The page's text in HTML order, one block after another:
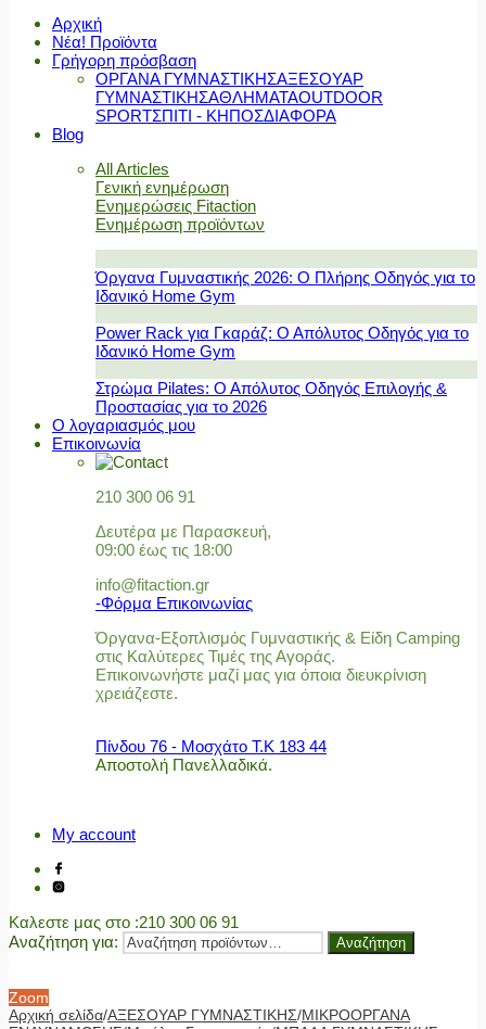
Αρχική
Νέα! Προϊόντα
Γρήγορη πρόσβαση
ΟΡΓΑΝΑ ΓΥΜΝΑΣΤΙΚΗΣΑΞΕΣΟΥΑΡ
ΓΥΜΝΑΣΤΙΚΗΣΑΘΛΗΜΑΤΑOUTDOOR
SPORTΣΠΙΤΙ - ΚΗΠΟΣΔΙΑΦΟΡΑ
Blog
All Articles
Γενική ενημέρωση
Ενημερώσεις Fitaction
Ενημέρωση προϊόντων
Όργανα Γυμναστικής 2026: Ο Πλήρης Οδηγός για το
Ιδανικό Home Gym
Power Rack για Γκαράζ: Ο Απόλυτος Οδηγός για το
Ιδανικό Home Gym
Στρώμα Pilates: Ο Απόλυτος Οδηγός Επιλογής &
Προστασίας για το 2026
Ο λογαριασμός μου
Επικοινωνία
210 300 06 91
Δευτέρα με Παρασκευή,
09:00 έως τις 18:00
info@fitaction.gr
-Φόρμα Επικοινωνίας
Όργανα-Εξοπλισμός Γυμναστικής & Είδη Camping
στις Καλύτερες Τιμές της Αγοράς.
Επικοινωνήστε μαζί μας για όποια διευκρίνιση
χρειάζεστε.
Πίνδου 76 - Μοσχάτο Τ.Κ 183 44
Αποστολή Πανελλαδικά.
My account
Καλεστε μας στο :210 300 06 91
Αναζήτηση για:
Αναζήτηση
Zoom
Αρχική σελίδα/ΑΞΕΣΟΥΑΡ ΓΥΜΝΑΣΤΙΚΗΣ/ΜΙΚΡΟΟΡΓΑΝΑ